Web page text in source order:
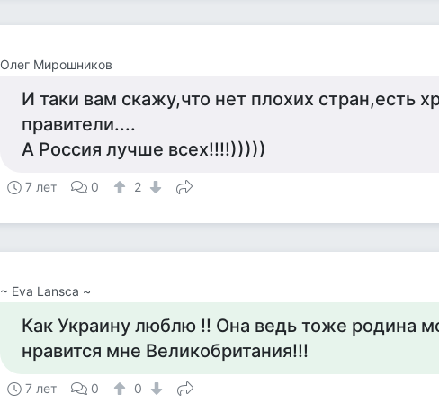
Олег Мирошников
И таки вам скажу,что нет плохих стран,есть
правители....
А Россия лучше всех!!!!)))))
7 лет 0 2
~ Eva Lansca ~
Как Украину люблю !! Она ведь тоже родина
нравится мне Великобритания!!!
7 лет 0 0